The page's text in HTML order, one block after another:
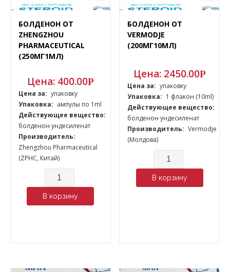
БОЛДЕНОН ОТ
ZHENGZHOU
PHARMACEUTICAL
(250МГ1МЛ)
Цена: 400.00Р
Цена за: упаковку
Упаковка: ампулы по 1ml
Действующее вещество:
болденон ундесиленат
Производитель:
Zhengzhou Pharmaceutical
(ZPHC, Китай)
Количество
В корзину
БОЛДЕНОН ОТ
VERMODJE
(200МГ10МЛ)
Цена: 2450.00Р
Цена за: упаковку
Упаковка: 1 флакон (10ml)
Действующее вещество:
болденон ундесиленат
Производитель: Vermodje
(Молдова)
Количество
В корзину